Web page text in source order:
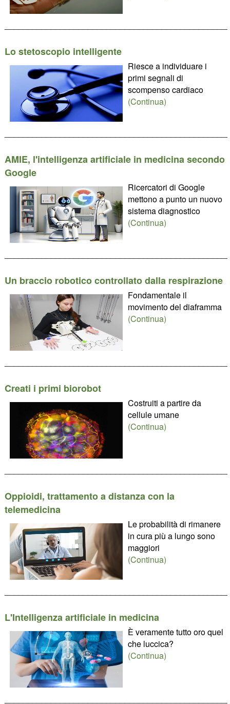
Lo stetoscopio intelligente
Riesce a individuare i
primi segnali di
scompenso cardiaco
(Continua)
AMIE, l'intelligenza artificiale in medicina secondo
Google
Ricercatori di Google
mettono a punto un nuovo
sistema diagnostico
(Continua)
Un braccio robotico controllato dalla respirazione
Fondamentale il
movimento del diaframma
(Continua)
Creati i primi biorobot
Costruiti a partire da
cellule umane
(Continua)
Oppioidi, trattamento a distanza con la
telemedicina
Le probabilità di rimanere
in cura più a lungo sono
maggiori
(Continua)
L'Intelligenza artificiale in medicina
È veramente tutto oro quel
che luccica?
(Continua)